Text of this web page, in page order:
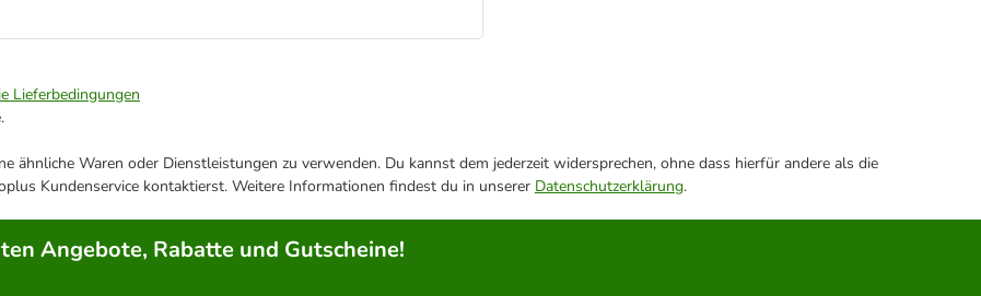
Lieferbedingungen
Waren oder Dienstleistungen zu verwenden. Du kannst dem jederzeit widersprechen, ohne dass hierfür andere als die
Kundenservice kontaktierst. Weitere Informationen findest du in unserer Datenschutzerklärung.
Angebote, Rabatte und Gutscheine!